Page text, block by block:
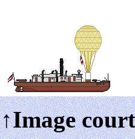
↑Image